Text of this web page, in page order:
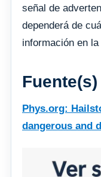
señal de
dependerá de
información en
Phys.org:
dangerous and